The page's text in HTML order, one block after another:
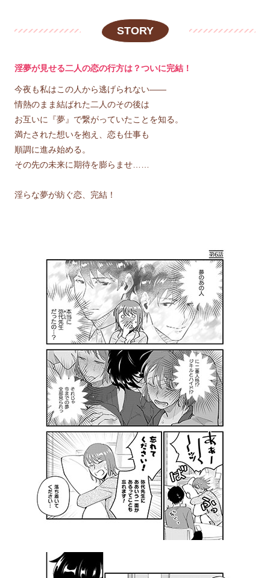
STORY
淫夢が見せる二人の恋の行方は？ついに完結！
今夜も私はこの人から逃げられない――
情熱のまま結ばれた二人のその後は
お互いに『夢』で繋がっていたことを知る。
満たされた想いを抱え、恋も仕事も
順調に進み始める。
その先の未来に期待を膨らませ……
淫らな夢が紡ぐ恋、完結！